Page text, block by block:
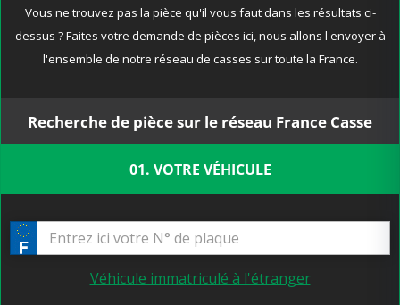
Vous ne trouvez pas la pièce qu'il vous faut dans les résultats ci-
dessus ? Faites votre demande de pièces ici, nous allons l'envoyer à
l'ensemble de notre réseau de casses sur toute la France.
Recherche de pièce sur le réseau France Casse
01. VOTRE VÉHICULE
Véhicule immatriculé à l'étranger